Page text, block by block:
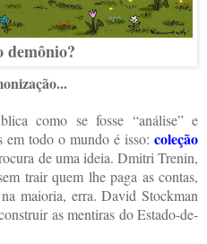
demônio?
como se fosse “análise” e
em todo o mundo é isso: coleção
de uma ideia. Dmitri Trenin,
trair quem lhe paga as contas,
maioria, erra. David Stockman
as mentiras do Estado-de-